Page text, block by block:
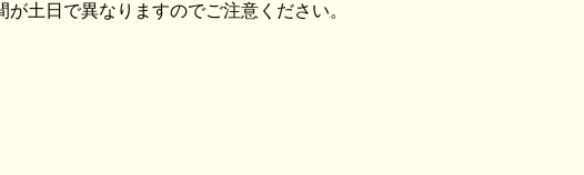
土日で異なりますのでご注意ください。